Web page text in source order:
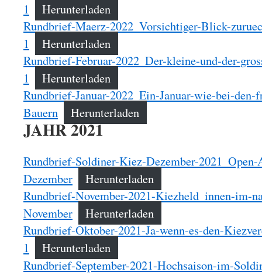
1
Herunterladen
Rundbrief-Maerz-2022_Vorsichtiger-Blick-
1
Herunterladen
Rundbrief-Februar-2022_Der-kleine-und-der-
1
Herunterladen
Rundbrief-Januar-2022_Ein-Januar-wie-bei-den-
Bauern
Herunterladen
JAHR 2021
Rundbrief-Soldiner-Kiez-Dezember-
Dezember
Herunterladen
Rundbrief-November-2021-Kiezheld_innen-im-
November
Herunterladen
Rundbrief-Oktober-2021-Ja-wenn-es-den-
1
Herunterladen
Rundbrief-September-2021-Hochsaison-im-